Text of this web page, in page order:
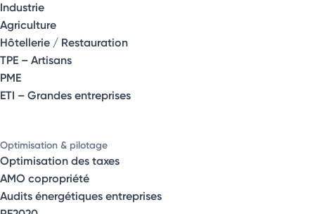
Industrie
Agriculture
Hôtellerie / Restauration
TPE – Artisans
PME
ETI – Grandes entreprises
Optimisation & pilotage
Optimisation des taxes
AMO copropriété
Audits énergétiques entreprises